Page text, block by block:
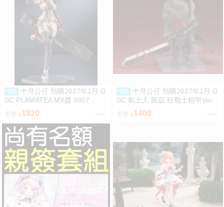
預購
十月公仔 預購2027年1月 G
SC PLAMATEA MX醬 0907
1920
預購
十月公仔 預購2027年1月 G
SC 黏土人 凱茲 狂戰士鎧甲Ver.
BLOOD EDITION 0907
1400